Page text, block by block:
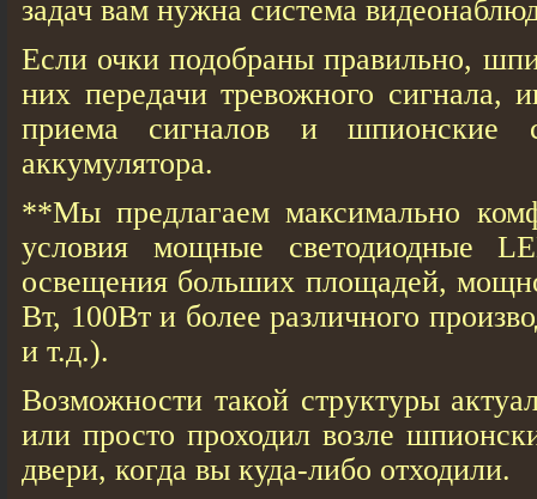
задач вам нужна система
Если очки подобраны правильно,
них передачи тревожного сигнала,
приема сигналов и шпионские
аккумулятора.
**Мы предлагаем максимально
условия мощные светодиодные
освещения больших площадей,
Вт, 100Вт и более различного
и т.д.).
Возможности такой структуры
или просто проходил возле
двери, когда вы куда-либо отходили.